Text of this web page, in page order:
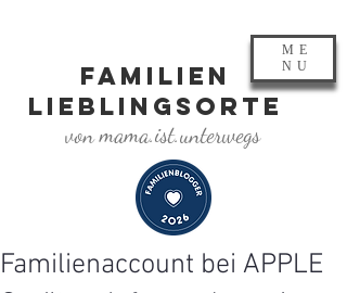
FAMILIEN
LIEBLINGSORTE
von mama.ist.unterwegs
ME
NU
Familienaccount bei APPLE